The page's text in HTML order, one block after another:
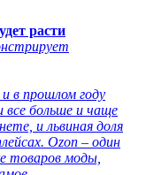
расти
в прошлом году
все больше и чаще
и львиная доля
Ozon – один
товаров моды,